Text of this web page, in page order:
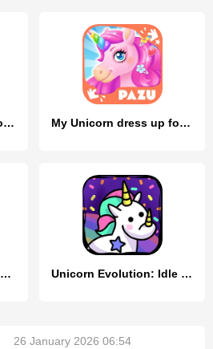
Girl Games: Unicorn Cooking My Unicorn dress up for kids
Unicorn Kingdom: Running Games Unicorn Evolution: Idle Catch
26 January 2026 06:54